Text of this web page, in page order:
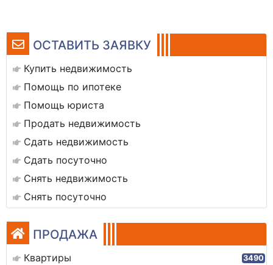
ОСТАВИТЬ ЗАЯВКУ
Купить недвижимость
Помощь по ипотеке
Помощь юриста
Продать недвижимость
Сдать недвижимость
Сдать посуточно
Снять недвижимость
Снять посуточно
ПРОДАЖА
Квартиры 3490